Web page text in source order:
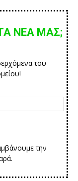
ΝΕΑ ΜΑΣ;
του
την